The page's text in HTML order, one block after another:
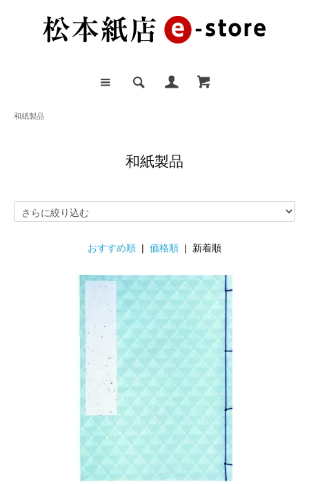
和紙製品
和紙製品
おすすめ順 | 価格順 | 新着順